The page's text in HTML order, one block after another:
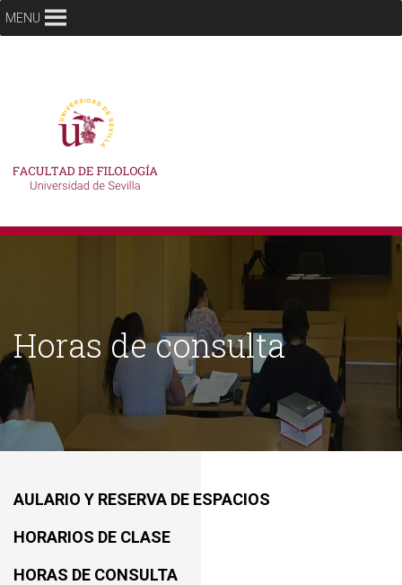
MENU
Horas de consulta
AULARIO Y RESERVA DE ESPACIOS
HORARIOS DE CLASE
HORAS DE CONSULTA